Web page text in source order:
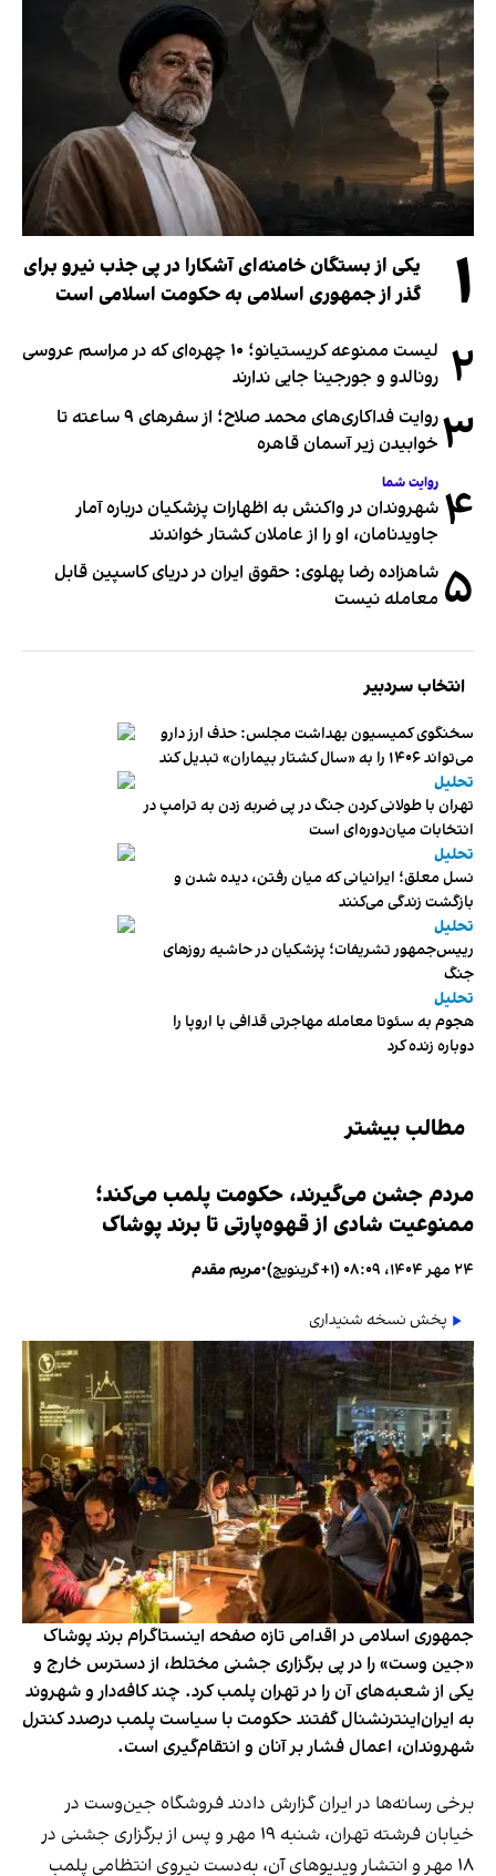
۱
یکی از بستگان خامنه‌ای آشکارا در پی جذب نیرو برای
گذر از جمهوری اسلامی به حکومت اسلامی است
۲
لیست ممنوعه کریستیانو؛ ۱۰ چهره‌ای که در مراسم عروسی
رونالدو و جورجینا جایی ندارند
۳
روایت فداکاری‌های محمد صلاح؛ از سفرهای ۹ ساعته تا
خوابیدن زیر آسمان قاهره
۴ روایت شما
شهروندان در واکنش به اظهارات پزشکیان درباره آمار
جاویدنامان، او را از عاملان کشتار خواندند
۵ شاهزاده رضا پهلوی: حقوق ایران در دریای کاسپین قابل
معامله نیست
انتخاب سردبیر
سخنگوی کمیسیون بهداشت مجلس: حذف ارز دارو
می‌تواند ۱۴۰۶ را به «سال کشتار بیماران» تبدیل کند
تحلیل
تهران با طولانی کردن جنگ در پی ضربه زدن به ترامپ در
انتخابات میان‌دوره‌ای است
تحلیل
نسل معلق؛ ایرانیانی که میان رفتن، دیده شدن و
بازگشت زندگی می‌کنند
تحلیل
رییس‌جمهور تشریفات؛ پزشکیان در حاشیه روزهای
جنگ
تحلیل
هجوم به سئوتا معامله مهاجرتی قذافی با اروپا را
دوباره زنده کرد
مطالب بیشتر
مردم جشن می‌گیرند، حکومت پلمب می‌کند؛
ممنوعیت شادی از قهوه‌پارتی تا برند پوشاک
۲۴ مهر ۱۴۰۴، ۰۸:۰۹ (‎+۱ گرینویچ) •مریم مقدم
پخش نسخه شنیداری
جمهوری اسلامی در اقدامی تازه صفحه اینستاگرام برند پوشاک
«جین وست» را در پی برگزاری جشنی مختلط، از دسترس خارج و
یکی از شعبه‌های آن را در تهران پلمب کرد. چند کافه‌‌دار و شهروند
به ایران‌اینترنشنال گفتند حکومت با سیاست پلمب درصدد کنترل
شهروندان، اعمال فشار بر آنان و انتقام‌گیری است.
برخی رسانه‌ها در ایران گزارش دادند فروشگاه جین‌وست در
خیابان فرشته تهران، شنبه ۱۹ مهر و پس از برگزاری جشنی در
۱۸ مهر و انتشار ویدیوهای آن، به‌دست نیروی انتظامی پلمب